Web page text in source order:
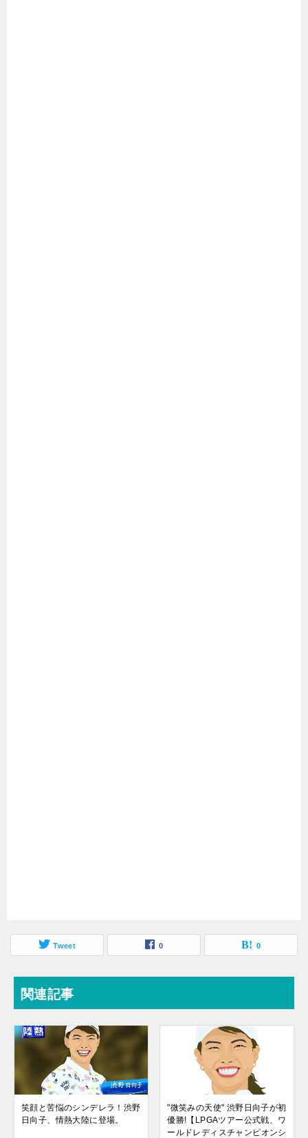
Tweet 0 0
関連記事
笑顔と苦悩のシンデレラ！渋野
日向子、情熱大陸に登場。
"微笑みの天使" 渋野日向子が初
優勝!【LPGAツアー公式戦、ワ
ールドレディスチャンピオンシ